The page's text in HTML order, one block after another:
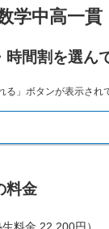
学中高一貫
時間割を選ん
る」ボタンが表示さ
料金